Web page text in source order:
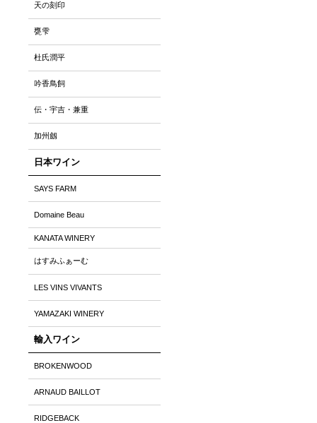
天の刻印
甕雫
杜氏潤平
吟香鳥飼
伝・宇吉・兼重
加州劔
日本ワイン
SAYS FARM
Domaine Beau
KANATA WINERY
はすみふぁーむ
LES VINS VIVANTS
YAMAZAKI WINERY
輸入ワイン
BROKENWOOD
ARNAUD BAILLOT
RIDGEBACK